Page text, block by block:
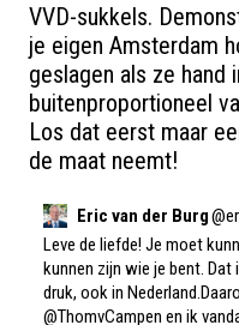
VVD-sukkels.
je eigen Amsterdam
geslagen als ze hand
buitenproportioneel
Los dat eerst maar
de maat neemt!
Eric van der Burg@
Leve de liefde! Je moet
kunnen zijn wie je bent.
druk, ook in
@ThomvCampen en ik